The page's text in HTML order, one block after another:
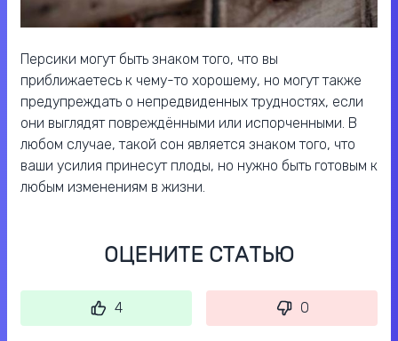
Персики могут быть знаком того, что вы
приближаетесь к чему-то хорошему, но могут также
предупреждать о непредвиденных трудностях, если
они выглядят повреждёнными или испорченными. В
любом случае, такой сон является знаком того, что
ваши усилия принесут плоды, но нужно быть готовым к
любым изменениям в жизни.
ОЦЕНИТЕ СТАТЬЮ
4 0